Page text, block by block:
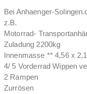
Bei Anhaenger-
z.B.
Motorrad-
Zuladung 2200kg
Innenmasse ** 4,56 x
4/ 5 Vorderrad Wippen
2 Rampen
Zurrösen